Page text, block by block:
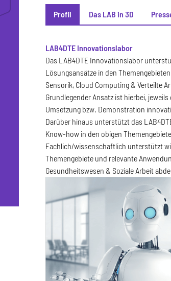
Profil Das LAB in 3D
Profil
LAB4DTE Innovationslabor
Das LAB4DTE Innovationslabor
Lösungsansätze in den
Sensorik, Cloud Computing & Verteilte
Grundlegender Ansatz ist hierbei,
Umsetzung bzw. Demonstration
Darüber hinaus unterstützt das
Know-how in den obigen
Fachlich/wissenschaftlich unterstützt
Themengebiete und relevante
Gesundheitswesen & Soziale Arbeit